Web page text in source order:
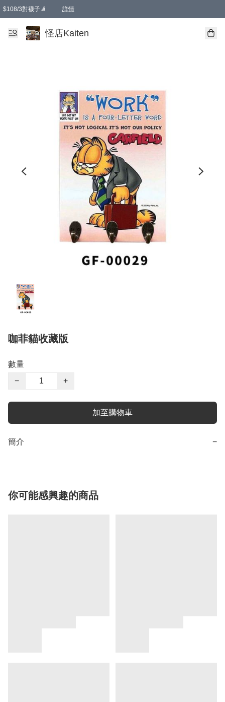
$108/3對襪子🧦 詳情
卡通傘☂️2把8折
購物滿 HKD 650.00即享免運費優惠！（適用於 本地送貨、本地取貨 )
怪店Kaiten
咖菲貓收藏版
數量
−
+
加至購物車
簡介 −
你可能感興趣的商品